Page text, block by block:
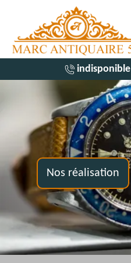
indisponible
Nos réalisation